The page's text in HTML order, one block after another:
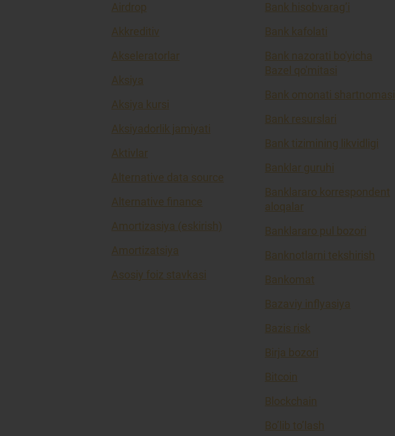
Airdrop
Akkreditiv
Akseleratorlar
Aksiya
Aksiya kursi
Aksiyadorlik jamiyati
Aktivlar
Alternative data source
Alternative finance
Amortizasiya (eskirish)
Amortizatsiya
Asosiy foiz stavkasi
Bank hisobvarag’i
Bank kafolati
Bank nazorati bo'yicha
Bazel qo'mitasi
Bank omonati shartnomasi
Bank resurslari
Bank tizimining likvidligi
Banklar guruhi
Banklararo korrespondent
aloqalar
Banklararo pul bozori
Banknotlarni tekshirish
Bankomat
Bazaviy inflyasiya
Bazis risk
Birja bozori
Bitcoin
Blockchain
Bo’lib to’lash